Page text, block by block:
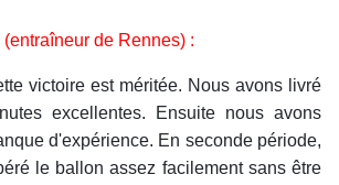
de Rennes) :
victoire est méritée. Nous avons livré
excellentes. Ensuite nous avons
d'expérience. En seconde période,
le ballon assez facilement sans être